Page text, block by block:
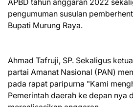
APBD tahun anggaran 2022
pengumuman susulan
Bupati Murung Raya.
Ahmad Tafruji, SP. Sekaligus
partai Amanat Nasional (PAN)
pada rapat paripurna "Kami
Pemerintah daerah ke depan nya